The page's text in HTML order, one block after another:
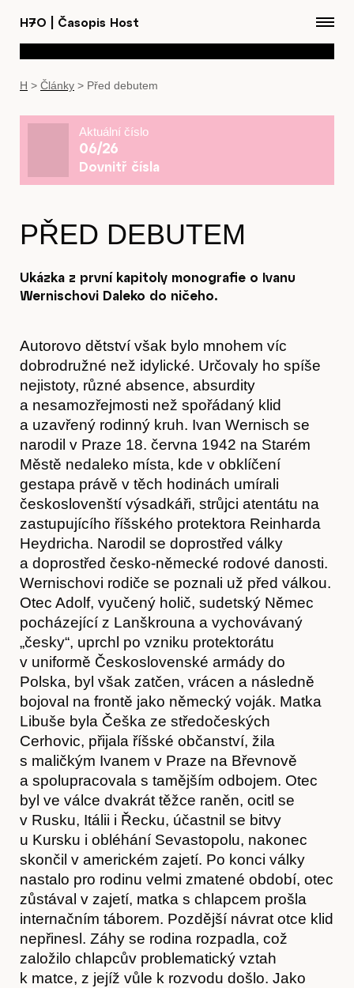
H7O Časopis Host
H > Články > Před debutem
Aktuální číslo
06/26
Dovnitř čísla
PŘED DEBUTEM
Ukázka z první kapitoly monografie o Ivanu
Wernischovi Daleko do ničeho.
Autorovo dětství však bylo mnohem víc
dobrodružné než idylické. Určovaly ho spíše
nejistoty, různé absence, absurdity
a nesamozřejmosti než spořádaný klid
a uzavřený rodinný kruh. Ivan Wernisch se
narodil v Praze 18. června 1942 na Starém
Městě nedaleko místa, kde v obklíčení
gestapa právě v těch hodinách umírali
českoslovenští výsadkáři, strůjci atentátu na
zastupujícího říšského protektora Reinharda
Heydricha. Narodil se doprostřed války
a doprostřed česko-německé rodové danosti.
Wernischovi rodiče se poznali už před válkou.
Otec Adolf, vyučený holič, sudetský Němec
pocházející z Lanškrouna a vychovávaný
„česky“, uprchl po vzniku protektorátu
v uniformě Československé armády do
Polska, byl však zatčen, vrácen a následně
bojoval na frontě jako německý voják. Matka
Libuše byla Češka ze středočeských
Cerhovic, přijala říšské občanství, žila
s maličkým Ivanem v Praze na Břevnově
a spolupracovala s tamějším odbojem. Otec
byl ve válce dvakrát těžce raněn, ocitl se
v Rusku, Itálii i Řecku, účastnil se bitvy
u Kursku i obléhání Sevastopolu, nakonec
skončil v americkém zajetí. Po konci války
nastalo pro rodinu velmi zmatené období, otec
zůstával v zajetí, matka s chlapcem prošla
internačním táborem. Pozdější návrat otce klid
nepřinesl. Záhy se rodina rozpadla, což
založilo chlapcův problematický vztah
k matce, z jejíž vůle k rozvodu došlo. Jako